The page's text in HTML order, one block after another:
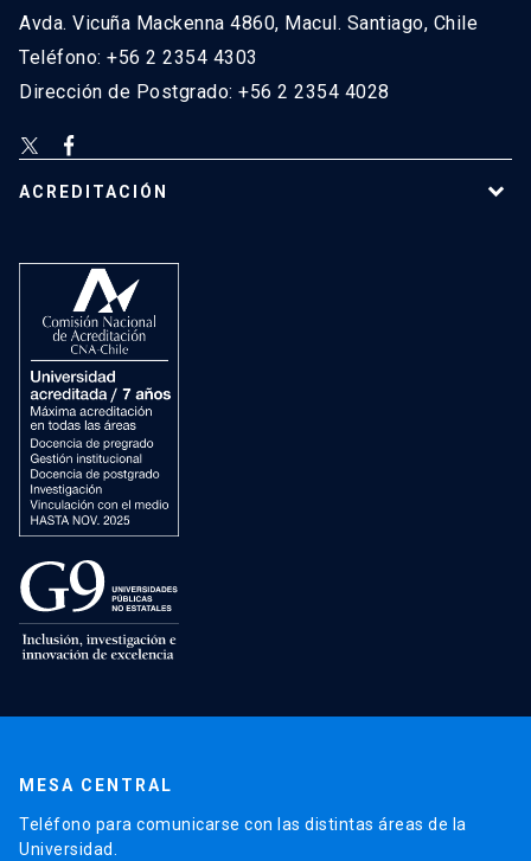
Avda. Vicuña Mackenna 4860, Macul. Santiago, Chile
Teléfono: +56 2 2354 4303
Dirección de Postgrado: +56 2 2354 4028
ACREDITACIÓN
MESA CENTRAL
Teléfono para comunicarse con las distintas áreas de la
Universidad.